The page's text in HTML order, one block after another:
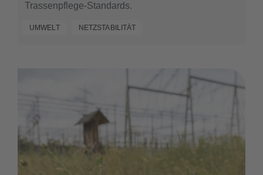
Trassenpflege-Standards.
UMWELT NETZSTABILITÄT